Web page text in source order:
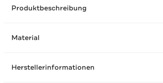
Produktbeschreibung
Material
Herstellerinformationen